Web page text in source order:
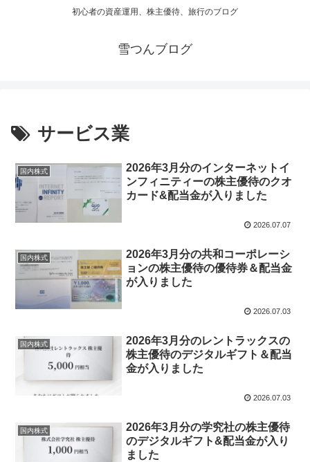
初心者の資産運用、株主優待、旅行のブログ
雪つんブログ
サービス業
国内株式
2026年3月分のインターネットイ
ンフィニティーの株主優待のクオ
カード&配当金が入りました
2026.07.07
国内株式
2026年3月分の共和コーポレーシ
ョンの株主優待の優待券＆配当金
が入りました
2026.07.03
国内株式
2026年3月分のレントラックスの
株主優待のデジタルギフト＆配当
金が入りました
2026.07.03
国内株式
2026年3月分の学究社の株主優待
のデジタルギフト&配当金が入り
ました